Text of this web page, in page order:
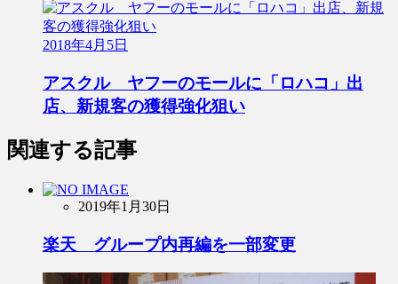
2018年4月5日
アスクル ヤフーのモールに「ロハコ」出
店、新規客の獲得強化狙い
関連する記事
2019年1月30日
楽天 グループ内再編を一部変更